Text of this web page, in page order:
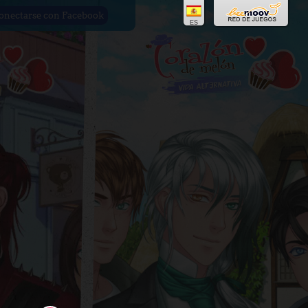
con Facebook
ES